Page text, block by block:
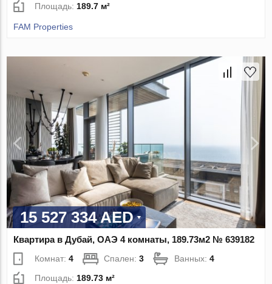
Площадь: 189.7 м²
FAM Properties
15 527 334 AED
Квартира в Дубай, ОАЭ 4 комнаты, 189.73м2 № 639182
Комнат:4 Спален:3 Ванных:4
Площадь:189.73 м²